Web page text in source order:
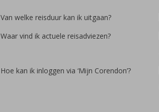
Van welke reisduur kan ik uitgaan?
Waar vind ik actuele reisadviezen?
Hoe kan ik inloggen via ‘Mijn Corendon’?